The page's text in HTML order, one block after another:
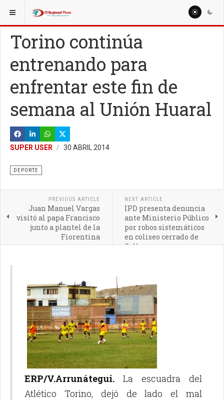
ESTÁ AQUÍ: MISCELANEAS
Torino continúa
entrenando para
enfrentar este fin de
semana al Unión Huaral
SUPER USER 30 ABRIL 2014
DEPORTE
PREVIOUS ARTICLE
Juan Manuel Vargas
visitó al papa Francisco
junto a plantel de la
Fiorentina
NEXT ARTICLE
IPD presenta denuncia
ante Ministerio Público
por robos sistemáticos
en coliseo cerrado de
Sullana
ERP/V.Arrunátegui. La escuadra del
Atlético Torino, dejó de lado el mal